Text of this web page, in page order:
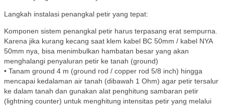
Langkah instalasi penangkal petir yang tepat:
Komponen sistem penangkal petir harus terpasang erat sempurna.
Karena jika kurang kecang saat klem kabel BC 50mm / kabel NYA
50mm nya, bisa menimbulkan hambatan besar yang akan
menghalangi penyaluran petir ke tanah (ground)
• Tanam ground 4 m (ground rod / copper rod 5/8 inch) hingga
mencapai kedalaman air tanah (dibawah 1 Ohm) agar petir tersalur
ke dalam tanah dan gunakan alat penghitung sambaran petir
(lightning counter) untuk menghitung intensitas petir yang melalui